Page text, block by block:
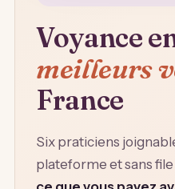
Voyance
meilleurs
France
Six praticiens
plateforme et sans